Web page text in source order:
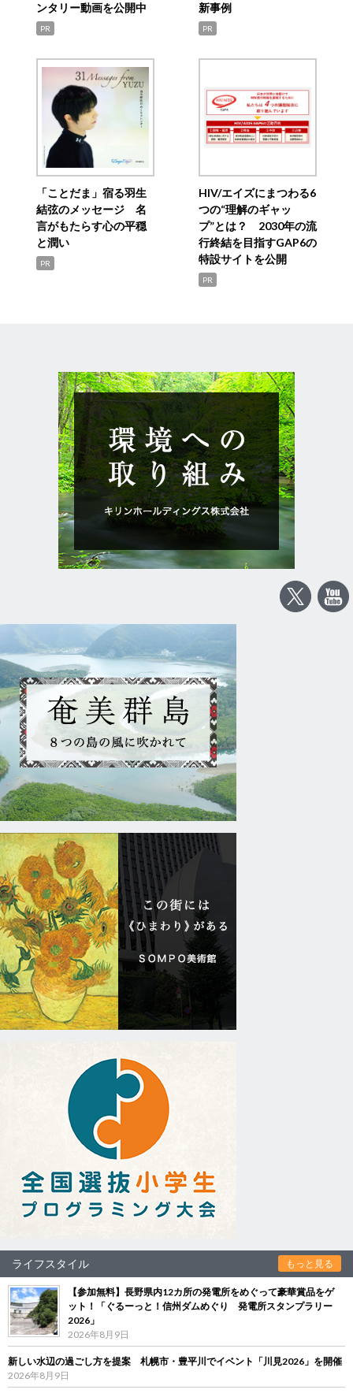
ンタリー動画を公開中
PR
新事例
PR
「ことだま」宿る羽生
結弦のメッセージ 名
言がもたらす心の平穏
と潤い
PR
HIV/エイズにまつわる6
つの“理解のギャッ
プ”とは？ 2030年の流
行終結を目指すGAP6の
特設サイトを公開
PR
ライフスタイル もっと見る
【参加無料】長野県内12カ所の発電所をめぐって豪華賞品をゲ
ット！「ぐるーっと！信州ダムめぐり 発電所スタンプラリー
2026」
2026年8月9日
新しい水辺の過ごし方を提案 札幌市・豊平川でイベント「川見2026」を開催
2026年8月9日